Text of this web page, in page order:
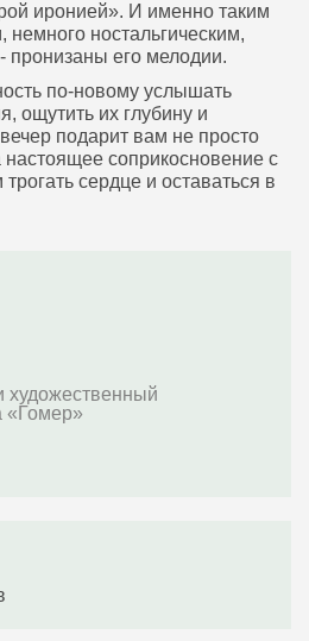
иронией». И именно таким
ностальгическим,
пронизаны его мелодии.
по-новому услышать
ощутить их глубину и
подарит вам не просто
соприкосновение с
сердце и оставаться в
художественный
«Гомер»